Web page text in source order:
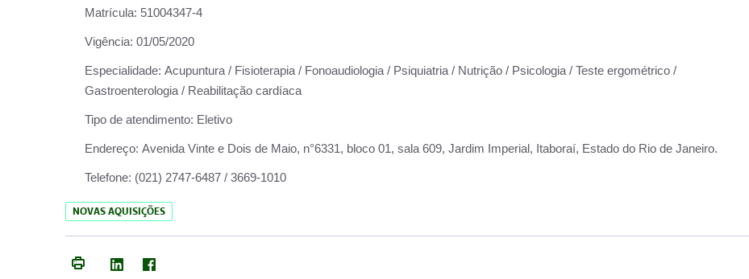
Matrícula: 51004347-4
Vigência: 01/05/2020
Especialidade: Acupuntura / Fisioterapia / Fonoaudiologia / Psiquiatria / Nutrição / Psicologia / Teste ergométrico /
Gastroenterologia / Reabilitação cardíaca
Tipo de atendimento: Eletivo
Endereço: Avenida Vinte e Dois de Maio, n°6331, bloco 01, sala 609, Jardim Imperial, Itaboraí, Estado do Rio de Janeiro.
Telefone: (021) 2747-6487 / 3669-1010
NOVAS AQUISIÇÕES